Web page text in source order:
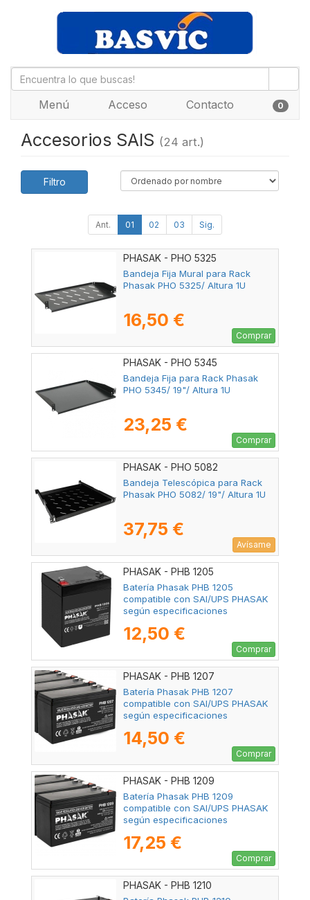
Menú Acceso Contacto 0
Accesorios SAIS (24 art.)
Filtro
Ant. 01 02 03 Sig.
PHASAK - PHO 5325
Bandeja Fija Mural para Rack
Phasak PHO 5325/ Altura 1U
16,50 €
Comprar
PHASAK - PHO 5345
Bandeja Fija para Rack Phasak
PHO 5345/ 19"/ Altura 1U
23,25 €
Comprar
PHASAK - PHO 5082
Bandeja Telescópica para Rack
Phasak PHO 5082/ 19"/ Altura 1U
37,75 €
Avísame
PHASAK - PHB 1205
Batería Phasak PHB 1205
compatible con SAI/UPS PHASAK
según especificaciones
12,50 €
Comprar
PHASAK - PHB 1207
Batería Phasak PHB 1207
compatible con SAI/UPS PHASAK
según especificaciones
14,50 €
Comprar
PHASAK - PHB 1209
Batería Phasak PHB 1209
compatible con SAI/UPS PHASAK
según especificaciones
17,25 €
Comprar
PHASAK - PHB 1210